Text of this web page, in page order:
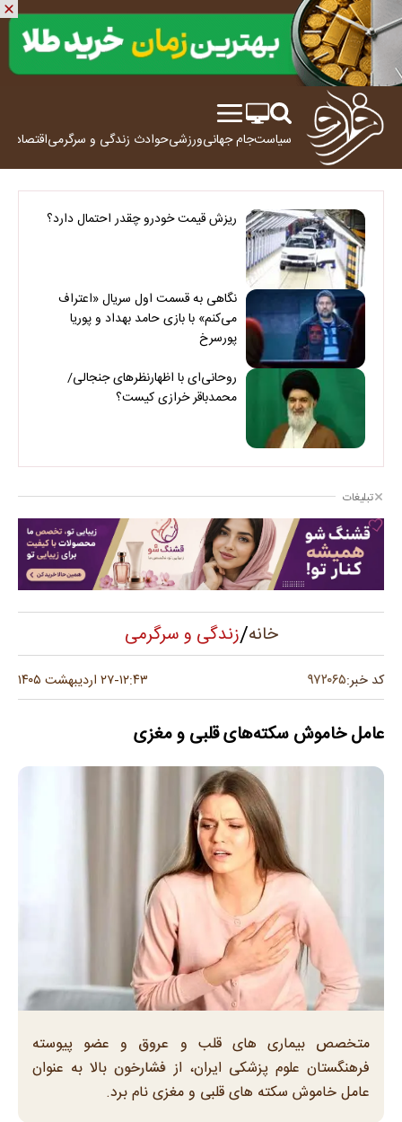
سیاستجام جهانیورزشیحوادث زندگی و سرگرمیاقتصاد
ریزش قیمت خودرو چقدر احتمال دارد؟
نگاهی به قسمت اول سریال «اعتراف
می‌کنم» با بازی حامد بهداد و پوریا
پورسرخ
روحانی‌ای با اظهارنظرهای جنجالی/
محمدباقر خرازی کیست؟
تبلیغات
خانه/زندگی و سرگرمی
کد خبر:۹۷۲۰۶۵ ۱۲:۴۳-۲۷ اردیبهشت ۱۴۰۵
عامل خاموش سکته‌های قلبی و مغزی
متخصص بیماری های قلب و عروق و عضو پیوسته
فرهنگستان علوم پزشکی ایران، از فشارخون بالا به عنوان
عامل خاموش سکته های قلبی و مغزی نام برد.